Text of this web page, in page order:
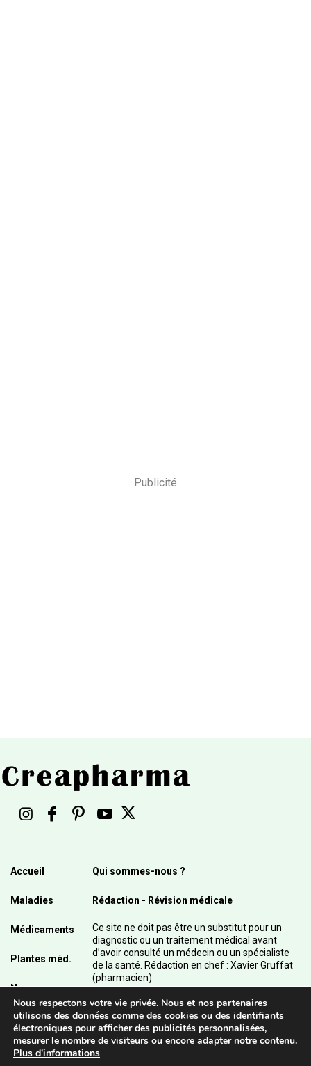
Publicité
Accueil
Maladies
Médicaments
Plantes méd.
News
Qui sommes-nous ?
Rédaction - Révision médicale
Ce site ne doit pas être un substitut pour un
diagnostic ou un traitement médical avant
d’avoir consulté un médecin ou un spécialiste
de la santé. Rédaction en chef : Xavier Gruffat
(pharmacien)
© 2003 - 2026 Pharmanetis Sàrl – Tous droits
réservés / Crédits photos : Adobe Stock et
Pharmanetis Sàrl
Nous respectons votre vie privée. Nous et nos partenaires
utilisons des données comme des cookies ou des identifiants
électroniques pour afficher des publicités personnalisées,
mesurer le nombre de visiteurs ou encore adapter notre contenu.
Plus d'informations